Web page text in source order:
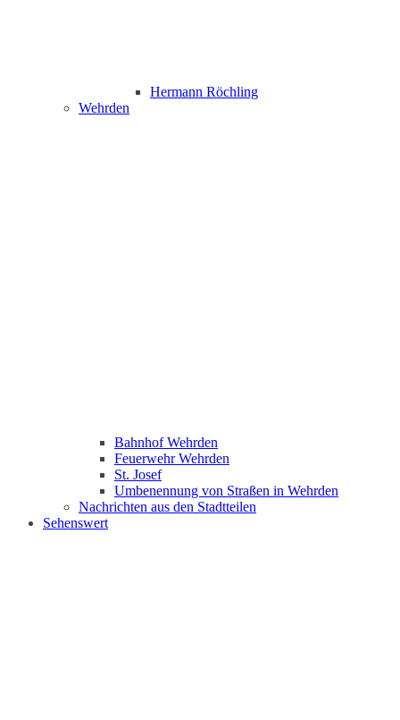
Hermann Röchling
Wehrden
Bahnhof Wehrden
Feuerwehr Wehrden
St. Josef
Umbenennung von Straßen in Wehrden
Nachrichten aus den Stadtteilen
Sehenswert